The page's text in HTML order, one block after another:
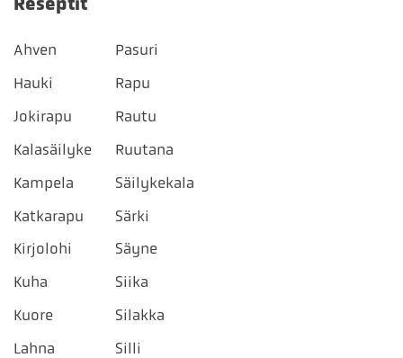
Ahven
Hauki
Jokirapu
Kalasäilyke
Kampela
Katkarapu
Kirjolohi
Kuha
Kuore
Lahna
Pasuri
Rapu
Rautu
Ruutana
Säilykekala
Särki
Säyne
Siika
Silakka
Silli